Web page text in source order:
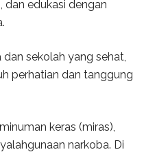
dan edukasi dengan
sekolah yang sehat,
perhatian dan tanggung
keras (miras),
narkoba. Di